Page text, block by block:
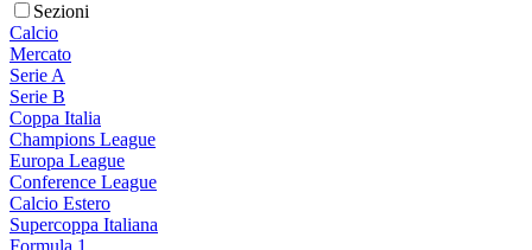
Sezioni
Calcio
Mercato
Serie A
Serie B
Coppa Italia
Champions League
Europa League
Conference League
Calcio Estero
Supercoppa Italiana